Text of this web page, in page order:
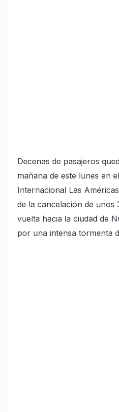
Decenas de pasajeros
mañana de este lunes en
Internacional Las
de la cancelación de unos
vuelta hacia la ciudad de
por una intensa tormenta